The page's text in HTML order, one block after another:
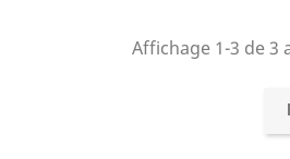
Affichage 1-3 de 3